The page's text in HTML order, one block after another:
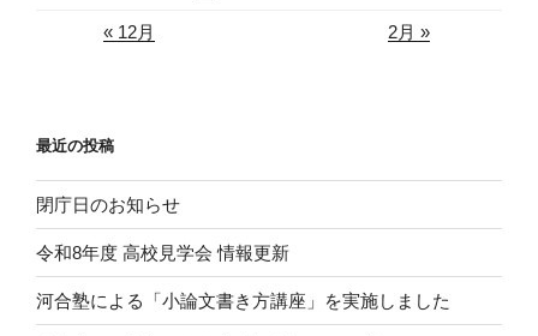
« 12月 2月 »
最近の投稿
閉庁日のお知らせ
令和8年度 高校見学会 情報更新
河合塾による「小論文書き方講座」を実施しました